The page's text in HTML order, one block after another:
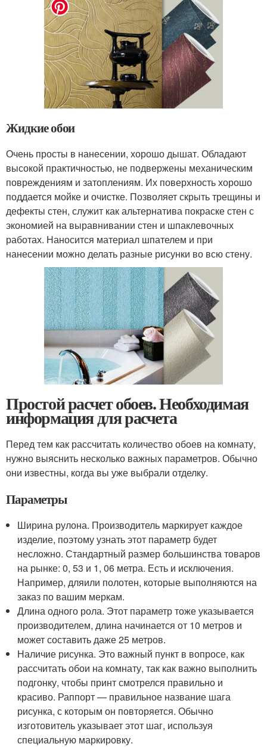
Жидкие обои
Очень просты в нанесении, хорошо дышат. Обладают
высокой практичностью, не подвержены механическим
повреждениям и затоплениям. Их поверхность хорошо
поддается мойке и очистке. Позволяет скрыть трещины и
дефекты стен, служит как альтернатива покраске стен с
экономией на выравнивании стен и шпаклевочных
работах. Наносится материал шпателем и при
нанесении можно делать разные рисунки во всю стену.
Простой расчет обоев. Необходимая
информация для расчета
Перед тем как рассчитать количество обоев на комнату,
нужно выяснить несколько важных параметров. Обычно
они известны, когда вы уже выбрали отделку.
Параметры
Ширина рулона. Производитель маркирует каждое
изделие, поэтому узнать этот параметр будет
несложно. Стандартный размер большинства товаров
на рынке: 0, 53 и 1, 06 метра. Есть и исключения.
Например, дляили полотен, которые выполняются на
заказ по вашим меркам.
Длина одного рола. Этот параметр тоже указывается
производителем, длина начинается от 10 метров и
может составить даже 25 метров.
Наличие рисунка. Это важный пункт в вопросе, как
рассчитать обои на комнату, так как важно выполнить
подгонку, чтобы принт смотрелся правильно и
красиво. Раппорт — правильное название шага
рисунка, с которым он повторяется. Обычно
изготовитель указывает этот шаг, используя
специальную маркировку.